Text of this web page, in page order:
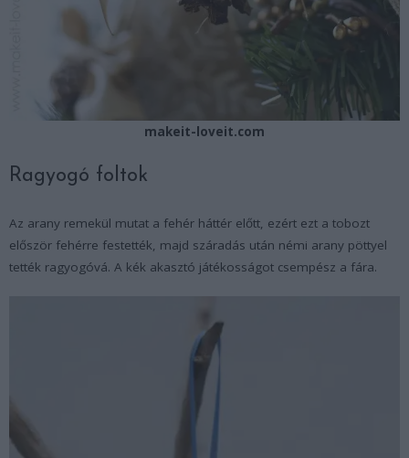
makeit-loveit.com
Ragyogó foltok
Az arany remekül mutat a fehér háttér előtt, ezért ezt a tobozt
először fehérre festették, majd száradás után némi arany pöttyel
tették ragyogóvá. A kék akasztó játékosságot csempész a fára.